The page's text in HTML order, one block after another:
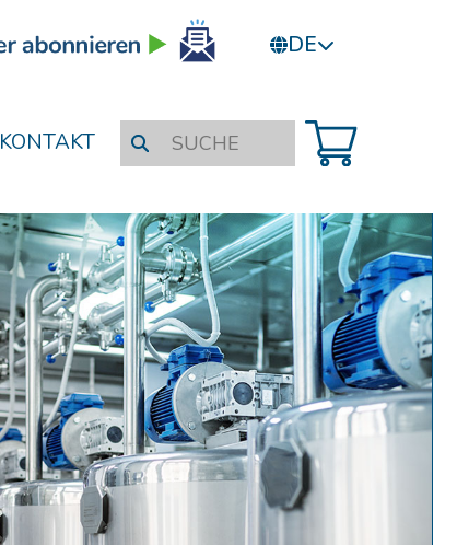
DE
KONTAKT